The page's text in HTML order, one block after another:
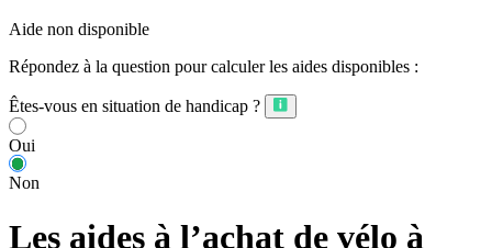
Aide non disponible
Répondez à la question pour calculer les aides disponibles :
Êtes-vous en situation de handicap ?
Oui
Non
Les aides à l’achat de vélo à